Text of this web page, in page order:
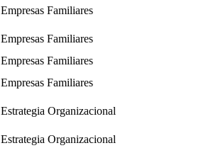
Análisis Transdisciplinar de Cadenas de
Valor y Oportunidades Globales
Análisis Transdisciplinar de Cadenas de
Valor y Oportunidades Globales
Análisis Transdisciplinar de Cadenas de
Valor y Oportunidades Globales
Análisis Transdisciplinar de Cadenas de
Valor y Oportunidades Globales
Transformación de la Industria del
Comercio al Detalle
Empresas Familiares
Empresas Familiares
Empresas Familiares
Empresas Familiares
Estrategia Organizacional
Estrategia Organizacional